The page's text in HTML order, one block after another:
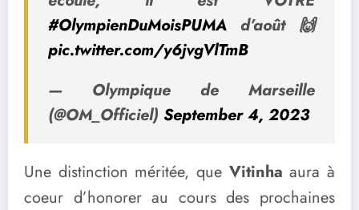
#OlympienDuMoisPUMA d’août 🙌
pic.twitter.com/y6jvgVlTmB
— Olympique de Marseille
(@OM_Officiel) September 4, 2023
Une distinction méritée, que Vitinha aura à
coeur d’honorer au cours des prochaines